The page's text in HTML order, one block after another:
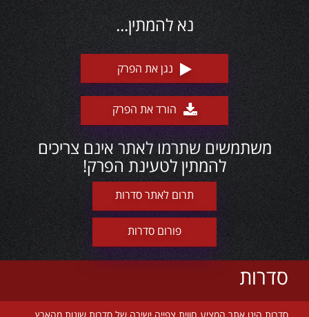
נא להמתין...
נגן את הפרק
הורד את הפרק
משתמשים שתרמו לאתר אינם צריכים
להמתין לטעינת הפרק!
תרום לאתר סדרות
פורום סדרות
סדרות